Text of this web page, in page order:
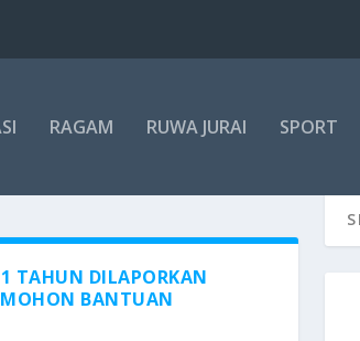
RAGAM RUWA JURAI SPORT
TAHUN DILAPORKAN
BANTUAN